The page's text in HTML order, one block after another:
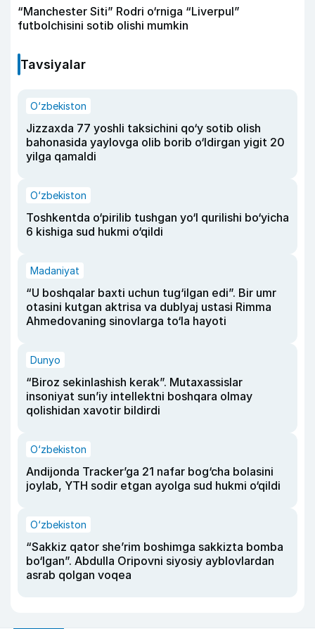
“Manchester Siti” Rodri o‘rniga “Liverpul”
futbolchisini sotib olishi mumkin
Tavsiyalar
O‘zbekiston
Jizzaxda 77 yoshli taksichini qo‘y sotib olish
bahonasida yaylovga olib borib o‘ldirgan yigit 20
yilga qamaldi
O‘zbekiston
Toshkentda o‘pirilib tushgan yo‘l qurilishi bo‘yicha
6 kishiga sud hukmi o‘qildi
Madaniyat
“U boshqalar baxti uchun tug‘ilgan edi”. Bir umr
otasini kutgan aktrisa va dublyaj ustasi Rimma
Ahmedovaning sinovlarga to‘la hayoti
Dunyo
“Biroz sekinlashish kerak”. Mutaxassislar
insoniyat sun’iy intellektni boshqara olmay
qolishidan xavotir bildirdi
O‘zbekiston
Andijonda Tracker’ga 21 nafar bog‘cha bolasini
joylab, YTH sodir etgan ayolga sud hukmi o‘qildi
O‘zbekiston
“Sakkiz qator she’rim boshimga sakkizta bomba
bo‘lgan”. Abdulla Oripovni siyosiy ayblovlardan
asrab qolgan voqea